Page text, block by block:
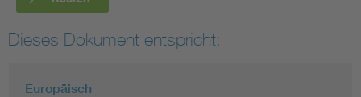
Circular Economy für mehr Ressourceneffizienz
Dieses Dokument entspricht:
Europäisch